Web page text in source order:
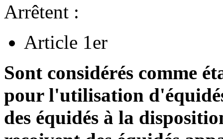
Arrêtent :
Article 1er
Sont considérés comme
pour l'utilisation
des équidés à la